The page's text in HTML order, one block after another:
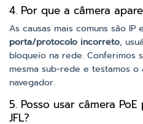
4. Por que a câmera
As causas mais comuns são IP
porta/protocolo incorreto,
bloqueio na rede. Conferimos
mesma sub-rede e testamos
navegador.
5. Posso usar câmera
JFL?